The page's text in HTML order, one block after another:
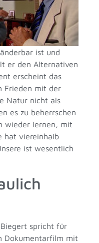
ist und
er den Alternativen
erscheint das
Frieden mit der
Natur nicht als
es zu beherrschen
wieder lernen, mit
hat viereinhalb
ist wesentlich
Biegert spricht für
Dokumentarfilm mit